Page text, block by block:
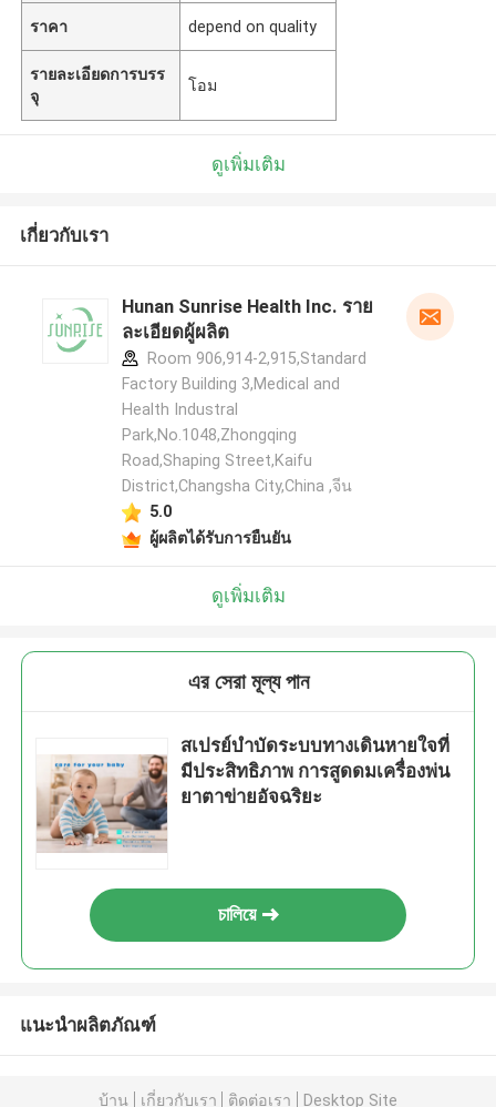
ราคา depend on quality
รายละเอียดการบรร
จุ
โอม
ดูเพิ่มเติม
เกี่ยวกับเรา
Hunan Sunrise Health Inc. ราย
ละเอียดผู้ผลิต
Room 906,914-2,915,Standard
Factory Building 3,Medical and
Health Industral
Park,No.1048,Zhongqing
Road,Shaping Street,Kaifu
District,Changsha City,China ,จีน
5.0
ผู้ผลิตได้รับการยืนยัน
ดูเพิ่มเติม
এর সেরা মূল্য পান
สเปรย์บำบัดระบบทางเดินหายใจที่
มีประสิทธิภาพ การสูดดมเครื่องพ่น
ยาตาข่ายอัจฉริยะ
চালিয়ে
แนะนำผลิตภัณฑ์
บ้าน เกี่ยวกับเรา ติดต่อเรา Desktop Site